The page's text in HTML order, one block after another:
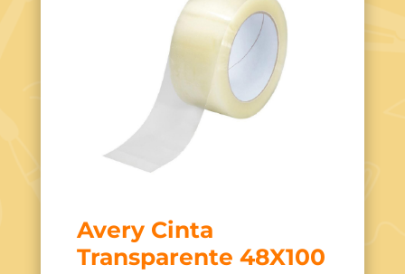
Avery Cinta
Transparente 48X100